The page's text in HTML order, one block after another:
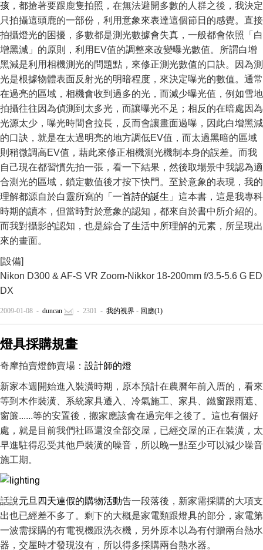
孩 ，都搶著要跟鹿隻拍照，在無法避開多數的人群之後，我決定
只拍攝這頭鹿的一部份，利用意象來表達這個節日的感覺。直接
拍攝燈光的困擾，多數都是測光數據會失真，一般都會依照「白
增黑減」的原則，利用EV值的調整來改變曝光數值。所謂白增
黑減是利用相機測光的問題點，來修正測光數值的口訣。因為測
光是根據物體表面反射光的明暗程度，來決定曝光的數值。通常
在過亮的區域，相機會收到過多的光，而減少曝光值，例如雪地
拍攝往往因為偵測到太多光，而讓曝光不足；相反的在暗處因為
光源太少，曝光時間會拉長，反而會讓畫面過曝，因此白增黑減
的口訣，就是在太過明亮的地方調低EV值，而太過黑暗的區域
則稍微調高EV值，藉此來修正相機測光機制本身的誤差。而我
自己現在都習慣先拍一張，看一下結果，然後取場景中我認為適
合測光的區域，鎖定數值後才按下快門。至於意象的表現，我的
理解都源自於白靈所寫的「 一首詩的誕生 」這本書，這是我專科
時期的讀本，但當時對於意象的認知，都來自於書中所介紹的。
而我對攝影的認知，也是綜合了生活中所理解的元素，所呈現出
來的畫面。
[設備]
Nikon D300 & AF-S VR Zoom-Nikkor 18-200mm f/3.5-5.6 G ED
DX
2009-01-08 - duncan - 2301 - 我的視界 - 回應(1)
燈具採購規畫
奇摩拍賣燈飾賣場： 設計師的燈
新家本週開始進入裝潢時期，原本預計在農曆年前入厝的，看來
等到木作裝潢、系統家具遷入、冷氣施工、家具、鐵窗跟雨遮、
窗簾......等的安置後，搬家應該會在過完年之後了。這也有個好
處，就是目前我們社區還沒全部交屋，已經交屋的正在裝潢，太
早進駐得忍受其他戶裝潢的噪音，所以晚一點至少可以減少噪音
施工期。
話說元旦四天連假的購物活動告一段落後，新家需採購的大項支
出也已經差不多了。剩下的大概是家電類跟燈具的部分，家電第
一波需採購的有電視機跟洗衣機，另外原本以為有付贈兩台熱水
器，交屋時才發現沒有，所以得多採購兩台熱水器。